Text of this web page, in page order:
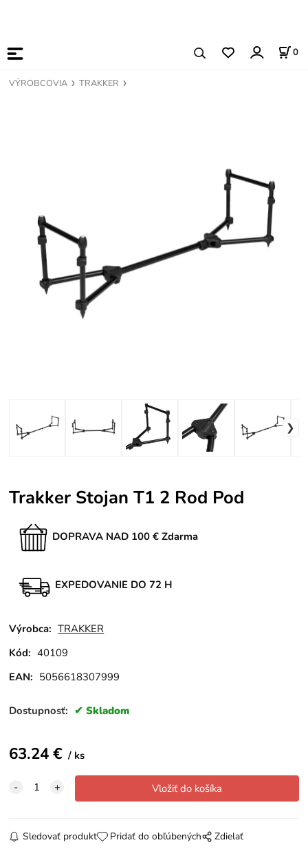
0
VÝROBCOVIA TRAKKER
Trakker Stojan T1 2 Rod Pod
DOPRAVA NAD 100 € Zdarma
EXPEDOVANIE DO 72 H
Výrobca: TRAKKER
Kód: 40109
EAN: 5056618307999
Dostupnosť: Skladom
63.24€ ks
Sledovať produkt Pridať do obľúbených Zdielať